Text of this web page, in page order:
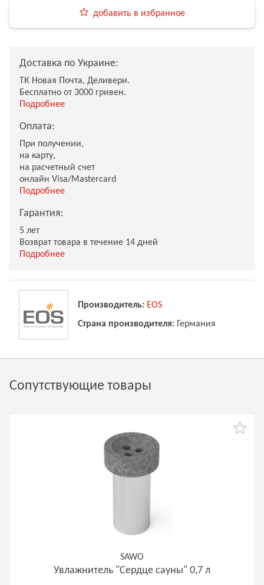
добавить в избранное
Доставка по Украине:
ТК Новая Почта, Деливери.
Бесплатно от 3000 гривен.
Подробнее
Оплата:
При получении,
на карту,
на расчетный счет
онлайн Visa/Mastercard
Подробнее
Гарантия:
5 лет
Возврат товара в течение 14 дней
Подробнее
Производитель: EOS
Страна производителя: Германия
Сопутствующие товары
SAWO
Увлажнитель "Сердце сауны" 0,7 л